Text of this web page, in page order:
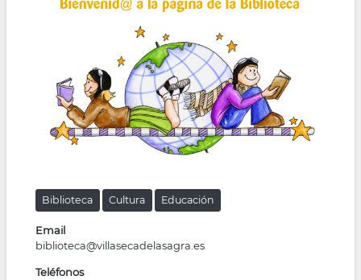
navegación
Biblioteca Cultura Educación
Email
biblioteca@villasecadelasagra.es
Teléfonos